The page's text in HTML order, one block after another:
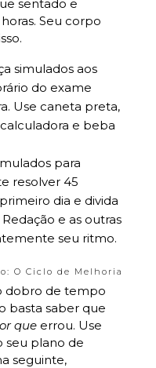
sentado e
Seu corpo
simulados aos
do exame
Use caneta preta,
e beba
para
resolver 45
dia e divida
e as outras
seu ritmo.
O Ciclo de Melhoria
dobro de tempo
basta saber que
que errou. Use
seu plano de
seguinte,